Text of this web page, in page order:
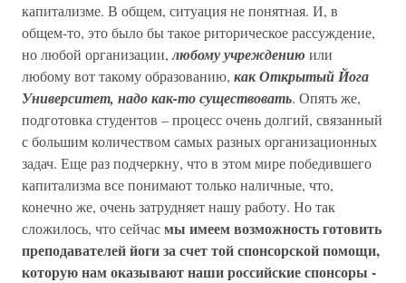
капитализме. В общем, ситуация не понятная. И, в
общем-то, это было бы такое риторическое рассуждение,
но любой организации,любому учреждению или
любому вот такому образованию, как Открытый Йога
Университет, надо как-то существовать. Опять же,
подготовка студентов – процесс очень долгий, связанный
с большим количеством самых разных организационных
задач. Еще раз подчеркну, что в этом мире победившего
капитализма все понимают только наличные, что,
конечно же, очень затрудняет нашу работу. Но так
сложилось, что сейчасмы имеем возможность готовить
преподавателей йоги за счет той спонсорской помощи,
которую нам оказывают наши российские спонсоры -